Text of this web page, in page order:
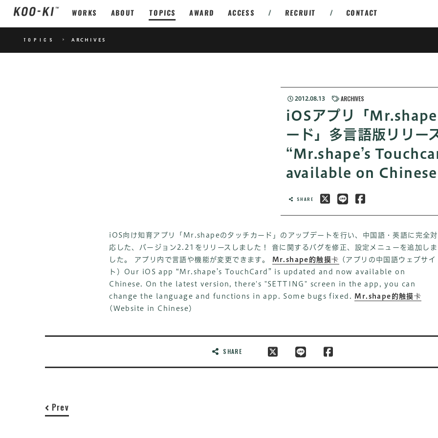
WORKS ABOUT TOPICS AWARD ACCESS / RECRUIT / CONTACT
TOPICS > ARCHIVES
2012.08.13 ARCHIVES
iOSアプリ「
ード」多言語版リリー
“Mr.shape’s
available on Chinese
SHARE
iOS向け知育アプリ「Mr.shapeのタッチカード」のアップデートを行い、中国語・英語に完全対
応した、バージョン2.21をリリースしました！ 音に関するバグを修正、設定メニューを追加しま
した。 アプリ内で言語や機能が変更できます。 Mr.shape的触摸卡
(アプリの中国語ウェブサイ
ト） Our iOS app “Mr.shape’s TouchCard” is updated and now available on
Chinese. On the latest version, there's "SETTING" screen in the app, you can
change the language and functions in app. Some bugs fixed. Mr.shape的触摸卡
(Website in Chinese）
SHARE
Prev